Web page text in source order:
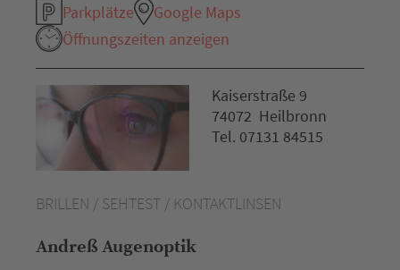
Parkplätze
Google Maps
Öffnungszeiten anzeigen
BRILLEN / SEHTEST / KONTAKTLINSEN
Andreß Augenoptik
Kaiserstraße 9
74072 Heilbronn
Tel. 07131 84515